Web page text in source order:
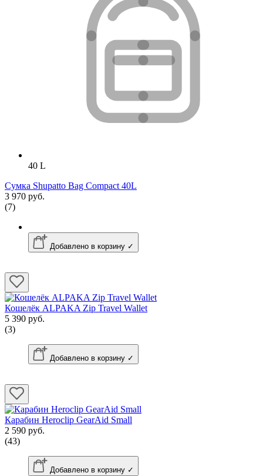
40 L
Сумка Shupatto Bag Compact 40L
3 970 руб.
(7)
Добавлено в корзину ✓
Кошелёк ALPAKA Zip Travel Wallet
5 390 руб.
(3)
Добавлено в корзину ✓
Карабин Heroclip GearAid Small
2 590 руб.
(43)
Добавлено в корзину ✓